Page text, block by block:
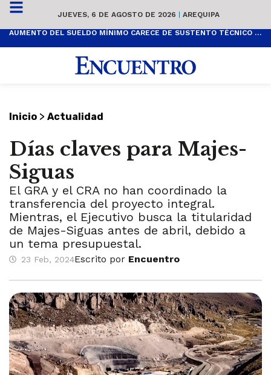
JUEVES, 6 DE AGOSTO DE 2026 | AREQUIPA
AUMENTO DEL SUELDO MÍNIMO CARECE DE SUSTENTO TÉCNICO Y ES POPULISTA
Inicio > Actualidad
Días claves para Majes-
Siguas
El GRA y el CRA no han coordinado la
transferencia del proyecto integral.
Mientras, el Ejecutivo busca la titularidad
de Majes-Siguas antes de abril, debido a
un tema presupuestal.
23 Feb, 2024Escrito por Encuentro